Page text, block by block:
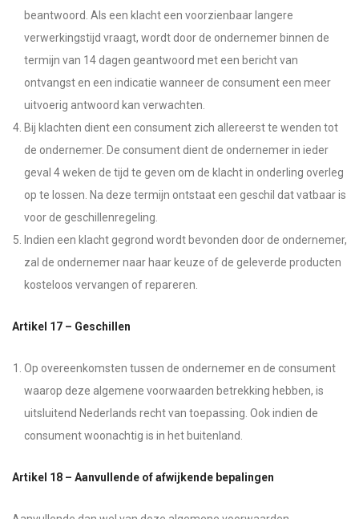
beantwoord. Als een klacht een voorzienbaar langere
verwerkingstijd vraagt, wordt door de ondernemer binnen de
termijn van 14 dagen geantwoord met een bericht van
ontvangst en een indicatie wanneer de consument een meer
uitvoerig antwoord kan verwachten.
Bij klachten dient een consument zich allereerst te wenden tot
de ondernemer. De consument dient de ondernemer in ieder
geval 4 weken de tijd te geven om de klacht in onderling overleg
op te lossen. Na deze termijn ontstaat een geschil dat vatbaar is
voor de geschillenregeling.
Indien een klacht gegrond wordt bevonden door de ondernemer,
zal de ondernemer naar haar keuze of de geleverde producten
kosteloos vervangen of repareren.
Artikel 17 – Geschillen
Op overeenkomsten tussen de ondernemer en de consument
waarop deze algemene voorwaarden betrekking hebben, is
uitsluitend Nederlands recht van toepassing. Ook indien de
consument woonachtig is in het buitenland.
Artikel 18 – Aanvullende of afwijkende bepalingen